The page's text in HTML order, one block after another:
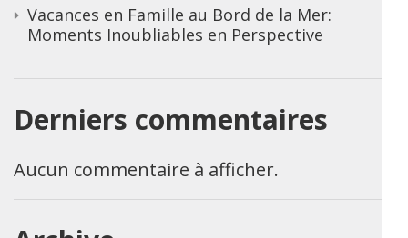
Vacances en Famille au Bord de la Mer:
Moments Inoubliables en Perspective
Derniers commentaires
Aucun commentaire à afficher.